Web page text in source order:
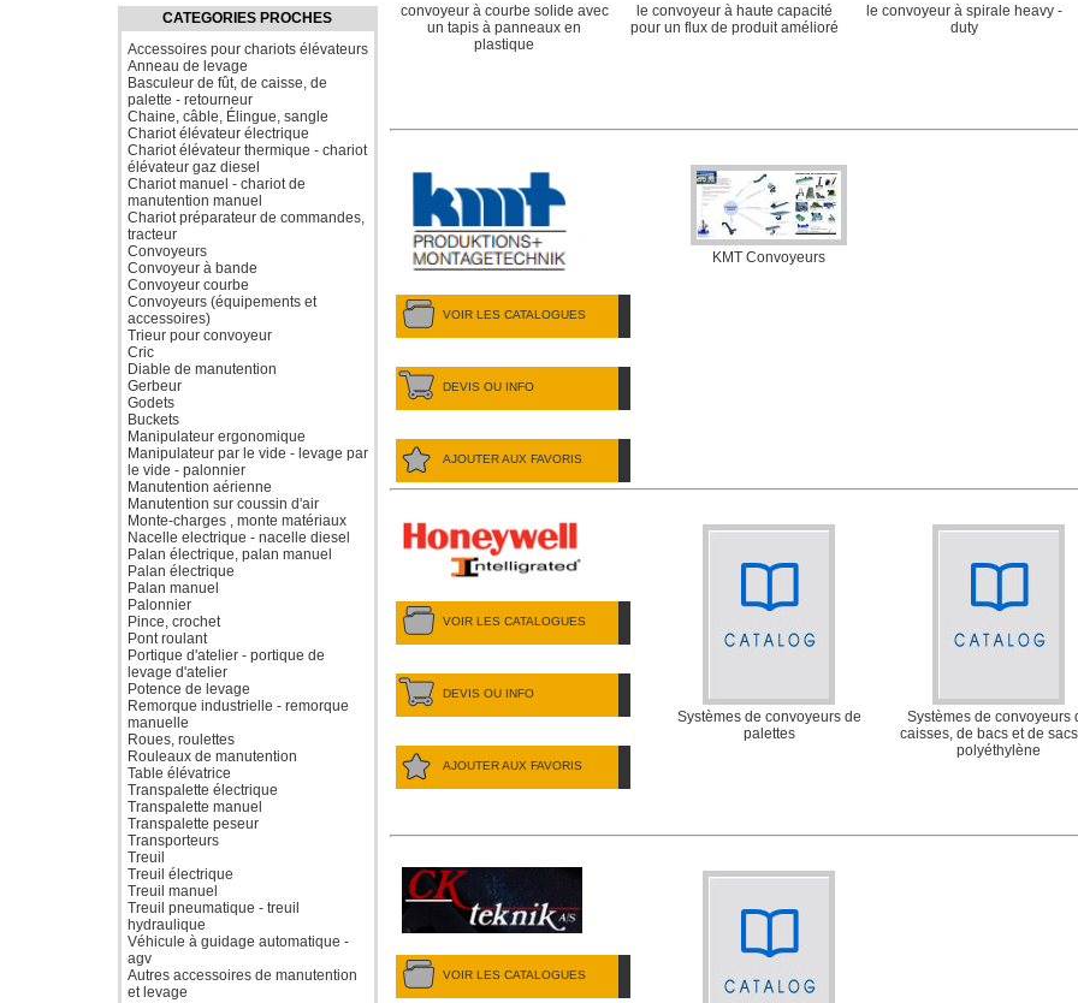
CATEGORIES PROCHES
Accessoires pour chariots élévateurs
Anneau de levage
Basculeur de fût, de caisse, de
palette - retourneur
Chaine, câble, Élingue, sangle
Chariot élévateur électrique
Chariot élévateur thermique - chariot
élévateur gaz diesel
Chariot manuel - chariot de
manutention manuel
Chariot préparateur de commandes,
tracteur
Convoyeurs
Convoyeur à bande
Convoyeur courbe
Convoyeurs (équipements et
accessoires)
Trieur pour convoyeur
Cric
Diable de manutention
Gerbeur
Godets
Buckets
Manipulateur ergonomique
Manipulateur par le vide - levage par
le vide - palonnier
Manutention aérienne
Manutention sur coussin d'air
Monte-charges , monte matériaux
Nacelle electrique - nacelle diesel
Palan électrique, palan manuel
Palan électrique
Palan manuel
Palonnier
Pince, crochet
Pont roulant
Portique d'atelier - portique de
levage d'atelier
Potence de levage
Remorque industrielle - remorque
manuelle
Roues, roulettes
Rouleaux de manutention
Table élévatrice
Transpalette électrique
Transpalette manuel
Transpalette peseur
Transporteurs
Treuil
Treuil électrique
Treuil manuel
Treuil pneumatique - treuil
hydraulique
Véhicule à guidage automatique -
agv
Autres accessoires de manutention
et levage
convoyeur à courbe solide avec
un tapis à panneaux en
plastique
le convoyeur à haute capacité
pour un flux de produit amélioré
le convoyeur à spirale heavy -
duty
VOIR LES CATALOGUES
DEVIS OU INFO
AJOUTER AUX FAVORIS
KMT Convoyeurs
VOIR LES CATALOGUES
DEVIS OU INFO
AJOUTER AUX FAVORIS
Systèmes de convoyeurs de
palettes
Systèmes de convoyeurs
caisses, de bacs et de
polyéthylène
VOIR LES CATALOGUES